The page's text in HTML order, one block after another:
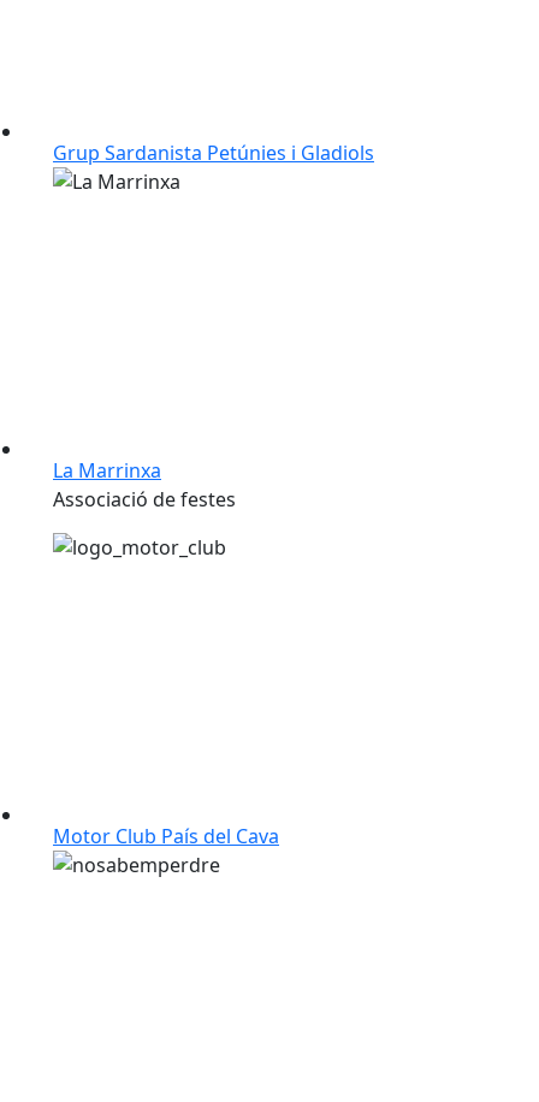
Grup Sardanista Petúnies i Gladiols
La Marrinxa
Associació de festes
Motor Club País del Cava